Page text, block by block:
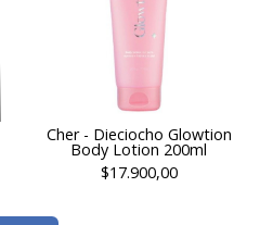
Cher - Dieciocho Glowtion
Body Lotion 200ml
$17.900,00